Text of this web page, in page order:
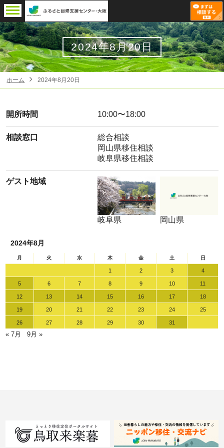
2024年8月20日
ホーム 2024年8月20日
開所時間 10:00〜18:00
相談窓口
総合相談
岡山県移住相談
岐阜県移住相談
ゲスト地域
岐阜県 岡山県
2024年8月
月 火 水 木 金 土 日
1 2 3 4
5 6 7 8 9 10 11
12 13 14 15 16 17 18
19 20 21 22 23 24 25
26 27 28 29 30 31
« 7月 9月 »